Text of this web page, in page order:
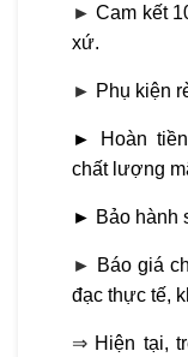
► Cam kết
xứ.
► Phụ kiện
►
Hoàn
chất lượng
► Bảo hành
► Báo giá
đạc thực tế,
⇒ Hiện tại,